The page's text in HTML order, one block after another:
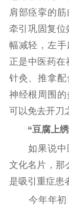
肩部痉挛的
牵引巩固复位
幅减轻，左
正是中医药在
针灸、推拿
神经根周围
可以免去开刀
“豆腐上
如果说中医
文化名片，那
是吸引重症患
今年年初，